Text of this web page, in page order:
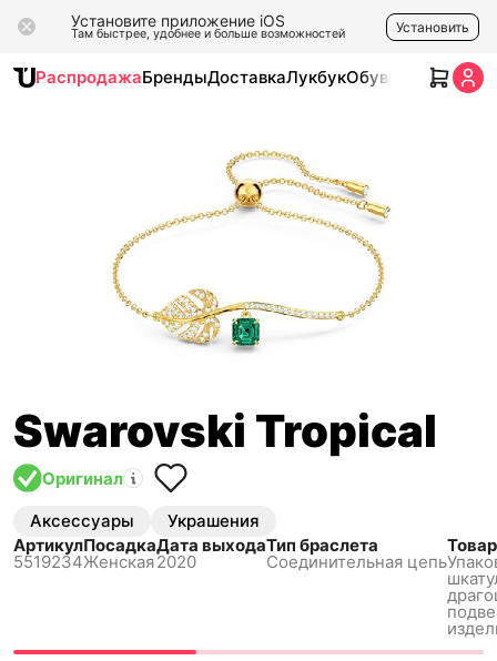
Установите приложение iOS
Там быстрее, удобнее и больше возможностей Установить
РаспродажаБрендыДоставкаЛукбукОбувь Одежда
Swarovski Tropical
Оригинал
Аксессуары
Украшения
Артикул
5519234
Посадка
Женская
Дата выхода
2020
Тип браслета
Соединительная цепь